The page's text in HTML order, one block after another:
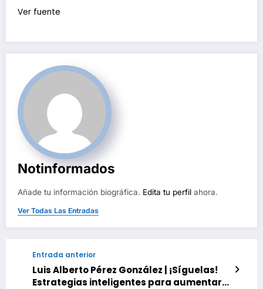
Ver fuente
Notinformados
Añade tu información biográfica. Edita tu perfil ahora.
Ver Todas Las Entradas
Entrada anterior
Luis Alberto Pérez González | ¡Síguelas!
Estrategias inteligentes para aumentar